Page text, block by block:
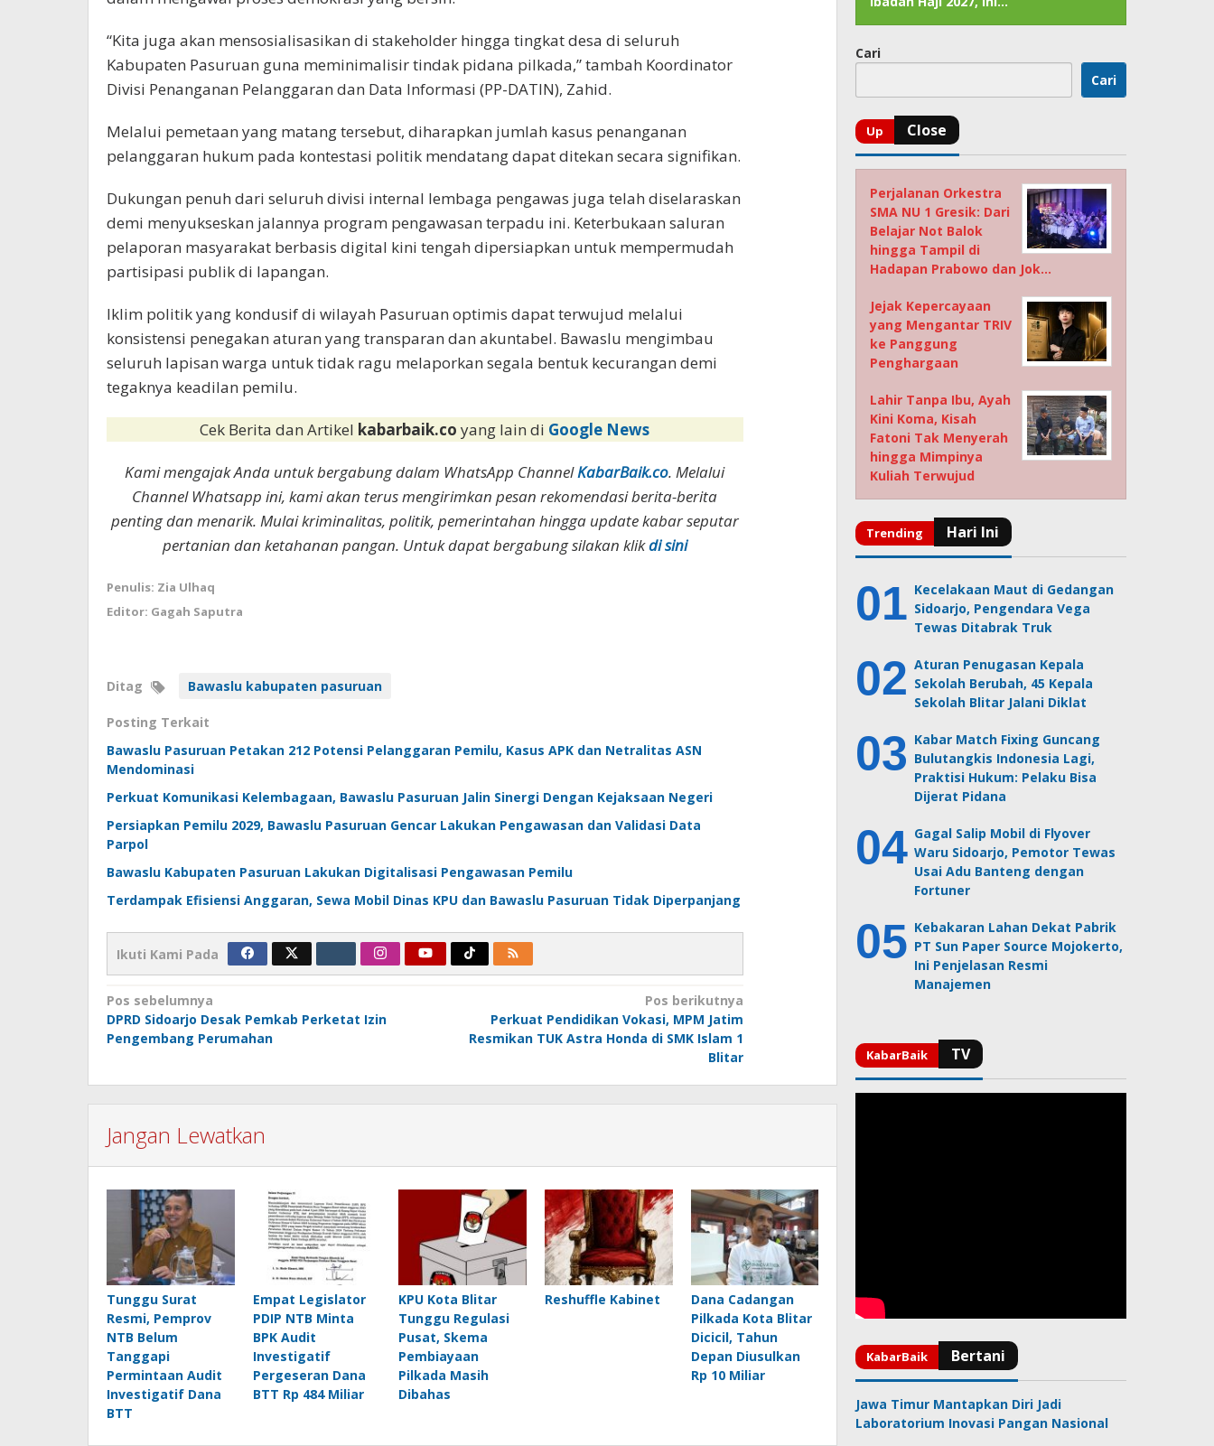
“Kita juga akan mensosialisasikan di stakeholder hingga tingkat desa di seluruh
Kabupaten Pasuruan guna meminimalisir tindak pidana pilkada,” tambah Koordinator
Divisi Penanganan Pelanggaran dan Data Informasi (PP-DATIN), Zahid.
Melalui pemetaan yang matang tersebut, diharapkan jumlah kasus penanganan
pelanggaran hukum pada kontestasi politik mendatang dapat ditekan secara signifikan.
Dukungan penuh dari seluruh divisi internal lembaga pengawas juga telah diselaraskan
demi menyukseskan jalannya program pengawasan terpadu ini. Keterbukaan saluran
pelaporan masyarakat berbasis digital kini tengah dipersiapkan untuk mempermudah
partisipasi publik di lapangan.
Iklim politik yang kondusif di wilayah Pasuruan optimis dapat terwujud melalui
konsistensi penegakan aturan yang transparan dan akuntabel. Bawaslu mengimbau
seluruh lapisan warga untuk tidak ragu melaporkan segala bentuk kecurangan demi
tegaknya keadilan pemilu.
Cek Berita dan Artikel kabarbaik.coyang lain di Google News
Kami mengajak Anda untuk bergabung dalam WhatsApp ChannelKabarBaik.co. Melalui
Channel Whatsapp ini, kami akan terus mengirimkan pesan rekomendasi berita-berita
penting dan menarik. Mulai kriminalitas, politik, pemerintahan hingga update kabar seputar
pertanian dan ketahanan pangan. Untuk dapat bergabung silakan klikdi sini
Penulis: Zia Ulhaq
Editor: Gagah Saputra
Ditag Bawaslu kabupaten pasuruan
Posting Terkait
Bawaslu Pasuruan Petakan 212 Potensi Pelanggaran Pemilu, Kasus APK dan Netralitas ASN
Mendominasi
Perkuat Komunikasi Kelembagaan, Bawaslu Pasuruan Jalin Sinergi Dengan Kejaksaan Negeri
Persiapkan Pemilu 2029, Bawaslu Pasuruan Gencar Lakukan Pengawasan dan Validasi Data
Parpol
Bawaslu Kabupaten Pasuruan Lakukan Digitalisasi Pengawasan Pemilu
Terdampak Efisiensi Anggaran, Sewa Mobil Dinas KPU dan Bawaslu Pasuruan Tidak Diperpanjang
Ikuti Kami Pada
Navigasi
pos
Pos sebelumnya
DPRD Sidoarjo Desak Pemkab Perketat Izin
Pengembang Perumahan
Pos berikutnya
Perkuat Pendidikan Vokasi, MPM Jatim
Resmikan TUK Astra Honda di SMK Islam 1
Blitar
Jangan Lewatkan
Tunggu Surat
Resmi, Pemprov
NTB Belum
Tanggapi
Permintaan Audit
Investigatif Dana
BTT
Empat Legislator
PDIP NTB Minta
BPK Audit
Investigatif
Pergeseran Dana
BTT Rp 484 Miliar
KPU Kota Blitar
Tunggu Regulasi
Pusat, Skema
Pembiayaan
Pilkada Masih
Dibahas
Reshuffle Kabinet
Dana Cadangan
Pilkada Kota Blitar
Dicicil, Tahun
Depan Diusulkan
Rp 10 Miliar
Cari
Cari
Perjalanan Orkestra
SMA NU 1 Gresik: Dari
Belajar Not Balok
hingga Tampil di
Hadapan Prabowo dan Jok…
Jejak Kepercayaan
yang Mengantar TRIV
ke Panggung
Penghargaan
Lahir Tanpa Ibu, Ayah
Kini Koma, Kisah
Fatoni Tak Menyerah
hingga Mimpinya
Kuliah Terwujud
Kecelakaan Maut di Gedangan
Sidoarjo, Pengendara Vega
Tewas Ditabrak Truk
Aturan Penugasan Kepala
Sekolah Berubah, 45 Kepala
Sekolah Blitar Jalani Diklat
Kabar Match Fixing Guncang
Bulutangkis Indonesia Lagi,
Praktisi Hukum: Pelaku Bisa
Dijerat Pidana
Gagal Salip Mobil di Flyover
Waru Sidoarjo, Pemotor Tewas
Usai Adu Banteng dengan
Fortuner
Kebakaran Lahan Dekat Pabrik
PT Sun Paper Source Mojokerto,
Ini Penjelasan Resmi
Manajemen
Jawa Timur Mantapkan Diri Jadi
Laboratorium Inovasi Pangan Nasional